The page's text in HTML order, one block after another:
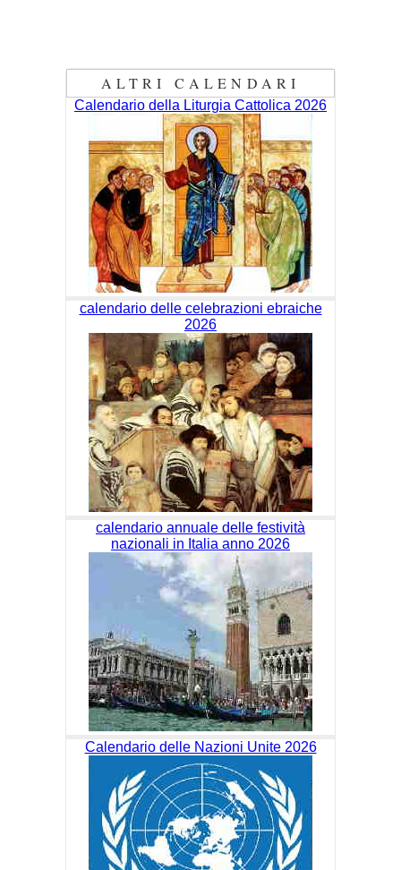
ALTRI CALENDARI
Calendario della Liturgia Cattolica 2026
calendario delle celebrazioni ebraiche
2026
calendario annuale delle festività
nazionali in Italia anno 2026
Calendario delle Nazioni Unite 2026